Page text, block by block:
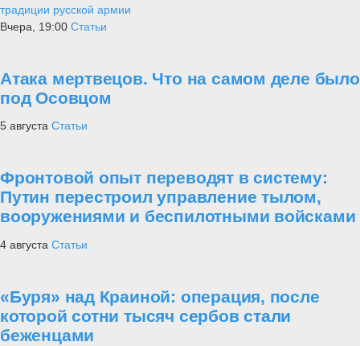
традиции русской армии
Вчера, 19:00 Статьи
Атака мертвецов. Что на самом деле было
под Осовцом
5 августа Статьи
Фронтовой опыт переводят в систему:
Путин перестроил управление тылом,
вооружениями и беспилотными войсками
4 августа Статьи
«Буря» над Краиной: операция, после
которой сотни тысяч сербов стали
беженцами